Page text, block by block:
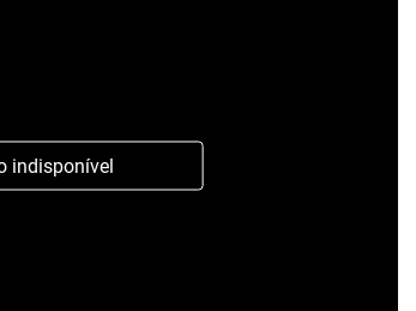
indisponível